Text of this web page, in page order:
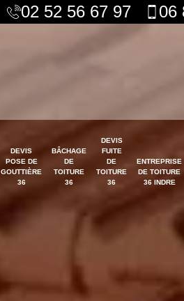
02 52 56 67 97 06
DEVIS
POSE DE
GOUTTIÈRE
36
BÂCHAGE
DE
TOITURE
36
DEVIS
FUITE
DE
TOITURE
36
ENTREPRISE
DE TOITURE
36 INDRE